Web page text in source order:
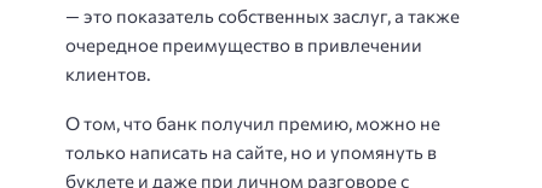
— это показатель собственных заслуг, а также
очередное преимущество в привлечении
клиентов.
О том, что банк получил премию, можно не
только написать на сайте, но и упомянуть в
буклете и даже при личном разговоре с